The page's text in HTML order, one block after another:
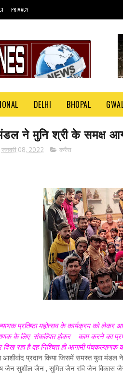
PRIVACY
DELHI BHOPAL
ने मुनि श्री के समक्ष
जनवरी 08, 2022 करैरा
प्रतिष्ठा महोत्सव के कार्यक्रम को
के लिए संकल्पित होकर काम करने का प्रण
रहा है वह निश्चित ही आगामी पंचकल्याणक
प्रदान किया जिसमें समस्त युवा
सुशील जैन , सुमित जैन रवि जैन विकास